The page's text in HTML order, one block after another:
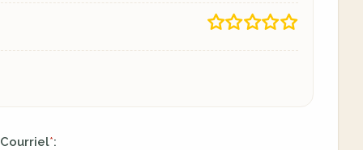
Courriel*: